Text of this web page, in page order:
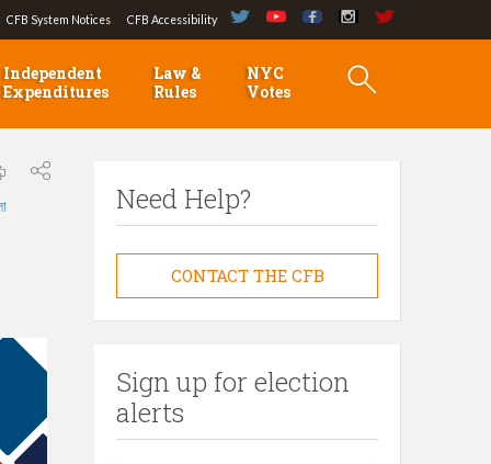
CFB System Notices CFB Accessibility
Independent
Expenditures
Law &
Rules
NYC
Votes
Need Help?
CONTACT THE CFB
Sign up for election
alerts